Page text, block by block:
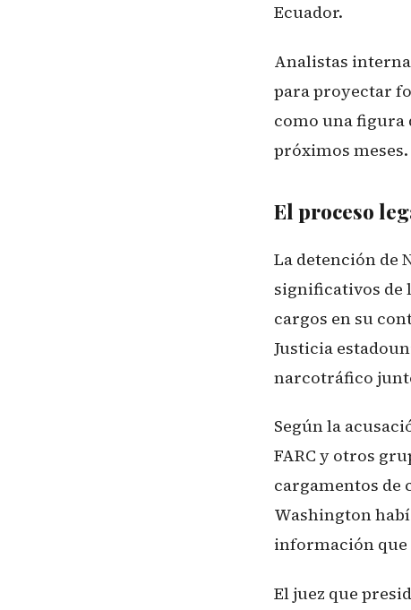
Ecuador.
Analistas
para proyectar
como una figura
próximos meses.
El proceso
La detención de
significativos de
cargos en su
Justicia
narcotráfico
Según la
FARC y otros
cargamentos de
Washington
información que
El juez que